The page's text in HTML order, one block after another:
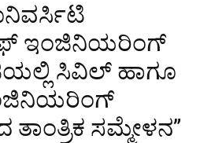
ಇಂಜಿನಿಯರಿಂಗ್
ಸಿವಿಲ್ ಹಾಗೂ
ಸಮ್ಮೇಳನ”